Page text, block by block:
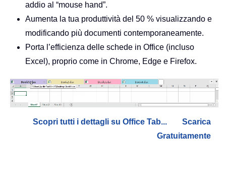
addio al “mouse hand”.
Aumenta la tua produttività del 50 % visualizzando e
modificando più documenti contemporaneamente.
Porta l’efficienza delle schede in Office (incluso
Excel), proprio come in Chrome, Edge e Firefox.
Scopri tutti i dettagli su Office Tab...
Scarica
Gratuitamente